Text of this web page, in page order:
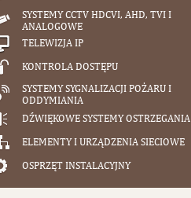
SYSTEMY CCTV HDCVI, AHD, TVI I
ANALOGOWE
TELEWIZJA IP
KONTROLA DOSTĘPU
SYSTEMY SYGNALIZACJI POŻARU I
ODDYMIANIA
DŹWIĘKOWE SYSTEMY OSTRZEGANIA
ELEMENTY I URZĄDZENIA SIECIOWE
OSPRZĘT INSTALACYJNY